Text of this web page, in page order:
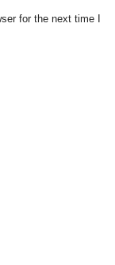
for the next time I